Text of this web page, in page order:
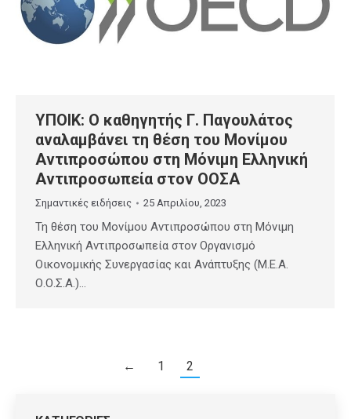
ΥΠΟΙΚ: Ο καθηγητής Γ. Παγουλάτος
αναλαμβάνει τη θέση του Μονίμου
Αντιπροσώπου στη Μόνιμη Ελληνική
Αντιπροσωπεία στον ΟΟΣΑ
Σημαντικές ειδήσεις 25 Απριλίου, 2023
Τη θέση του Μονίμου Αντιπροσώπου στη Μόνιμη
Ελληνική Αντιπροσωπεία στον Οργανισμό
Οικονομικής Συνεργασίας και Ανάπτυξης (Μ.Ε.Α.
Ο.Ο.Σ.Α.)…
← 1 2